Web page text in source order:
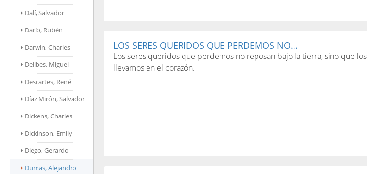
Dalí, Salvador
Darío, Rubén
Darwin, Charles
Delibes, Miguel
Descartes, René
Díaz Mirón, Salvador
Dickens, Charles
Dickinson, Emily
Diego, Gerardo
Dumas, Alejandro
LOS SERES QUERIDOS QUE PERDEMOS NO...
Los seres queridos que perdemos no reposan bajo la tierra, sino que los
llevamos en el corazón.